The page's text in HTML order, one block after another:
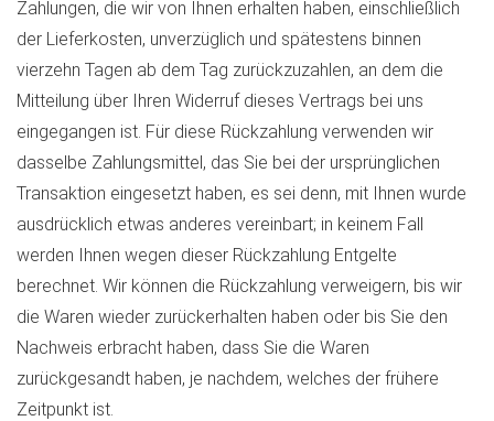
Zahlungen, die wir von Ihnen erhalten haben, einschließlich
der Lieferkosten, unverzüglich und spätestens binnen
vierzehn Tagen ab dem Tag zurückzuzahlen, an dem die
Mitteilung über Ihren Widerruf dieses Vertrags bei uns
eingegangen ist. Für diese Rückzahlung verwenden wir
dasselbe Zahlungsmittel, das Sie bei der ursprünglichen
Transaktion eingesetzt haben, es sei denn, mit Ihnen wurde
ausdrücklich etwas anderes vereinbart; in keinem Fall
werden Ihnen wegen dieser Rückzahlung Entgelte
berechnet. Wir können die Rückzahlung verweigern, bis wir
die Waren wieder zurückerhalten haben oder bis Sie den
Nachweis erbracht haben, dass Sie die Waren
zurückgesandt haben, je nachdem, welches der frühere
Zeitpunkt ist.